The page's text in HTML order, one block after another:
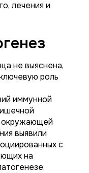
лечения и
не выяснена,
роль
иммунной
окружающей
выявили
с
на